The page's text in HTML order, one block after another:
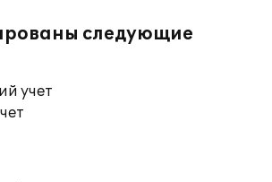
следующие
учет